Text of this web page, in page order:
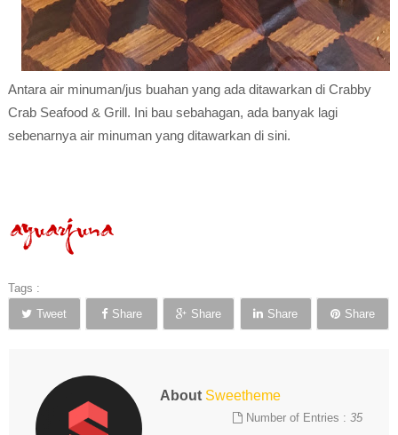
Antara air minuman/jus buahan yang ada ditawarkan di Crabby
Crab Seafood & Grill. Ini bau sebahagan, ada banyak lagi
sebenarnya air minuman yang ditawarkan di sini.
Tags :
Tweet
Share Share Share Share
About Sweetheme
Number of Entries :35